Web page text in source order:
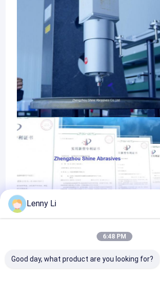
Certificates
Lenny Li
6:48 PM
Good day, what product are you looking for?